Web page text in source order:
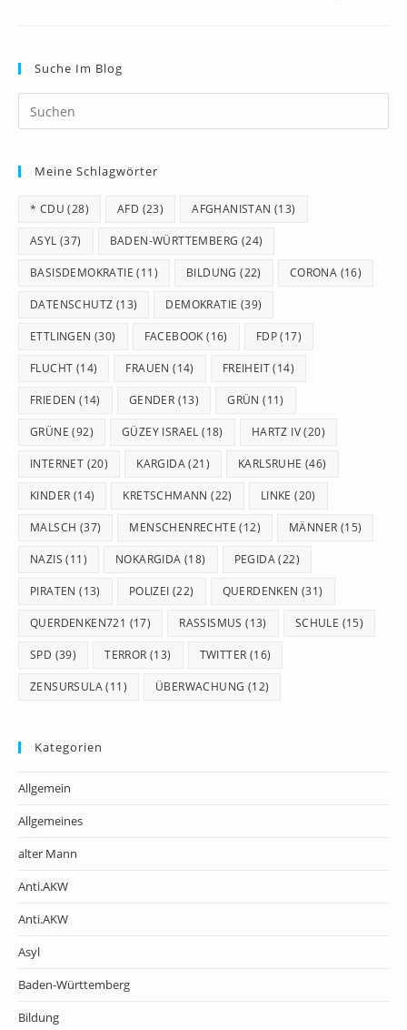
Suche Im Blog
Meine Schlagwörter
* CDU (28) AFD (23) AFGHANISTAN (13)
ASYL (37) BADEN-WÜRTTEMBERG (24)
BASISDEMOKRATIE (11) BILDUNG (22) CORONA (16)
DATENSCHUTZ (13) DEMOKRATIE (39)
ETTLINGEN (30) FACEBOOK (16) FDP(17)
FLUCHT (14) FRAUEN (14) FREIHEIT(14)
FRIEDEN (14) GENDER (13) GRÜN (11)
GRÜNE (92) GÜZEY ISRAEL (18) HARTZ IV(20)
INTERNET (20) KARGIDA(21) KARLSRUHE (46)
KINDER (14) KRETSCHMANN (22) LINKE (20)
MALSCH (37) MENSCHENRECHTE (12) MÄNNER (15)
NAZIS (11) NOKARGIDA (18) PEGIDA(22)
PIRATEN (13) POLIZEI (22) QUERDENKEN (31)
QUERDENKEN721 (17) RASSISMUS (13) SCHULE (15)
SPD (39) TERROR (13) TWITTER (16)
ZENSURSULA(11) ÜBERWACHUNG (12)
Kategorien
Allgemein
Allgemeines
alter Mann
Anti.AKW
Anti.AKW
Asyl
Baden-Württemberg
Bildung